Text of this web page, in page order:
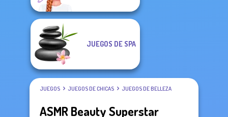
JUEGOS DE SPA
JUEGOS JUEGOS DE CHICAS JUEGOS DE BELLEZA
ASMR Beauty Superstar